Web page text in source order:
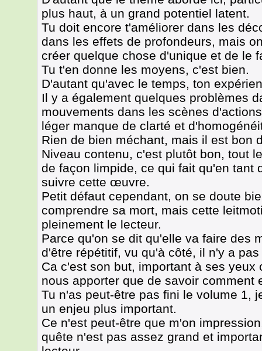
plus haut, à un grand potentiel latent.
Tu doit encore t'améliorer dans les
dans les effets de profondeurs, mais
créer quelque chose d'unique et de le
Tu t'en donne les moyens, c'est bien.
D'autant qu'avec le temps, ton
Il y a également quelques problèmes
mouvements dans les scènes
léger manque de clarté et
Rien de bien méchant, mais il est bon
Niveau contenu, c'est plutôt bon, tout
de façon limpide, ce qui fait qu'en tant
suivre cette œuvre.
Petit défaut cependant, on se doute
comprendre sa mort, mais cette
pleinement le lecteur.
Parce qu'on se dit qu'elle va faire des
d'être répétitif, vu qu'à côté, il n'y a
Ca c'est son but, important à ses
nous apporter que de savoir comment
Tu n'as peut-être pas fini le volume 1,
un enjeu plus important.
Ce n'est peut-être que m'on
quête n'est pas assez grand et